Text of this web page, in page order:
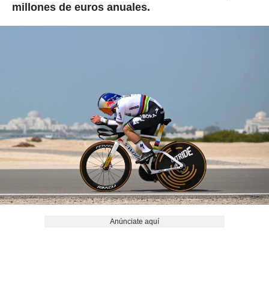
millones de euros anuales.
Anúnciate aquí